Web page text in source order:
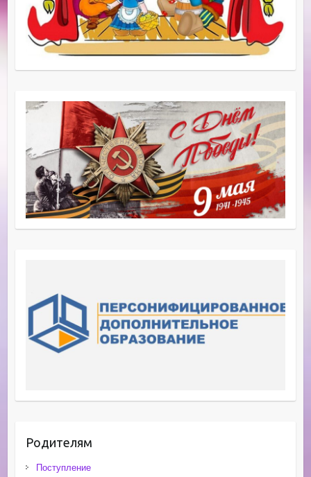
Родителям
Поступление